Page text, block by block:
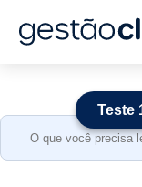
Search
Teste